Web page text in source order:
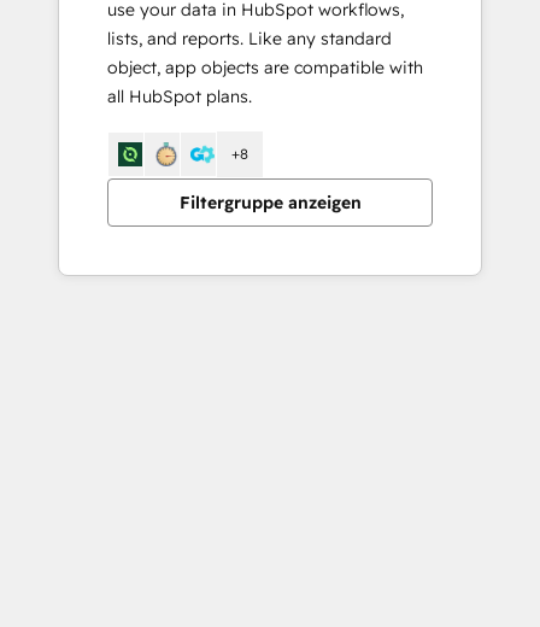
use your data in HubSpot workflows,
lists, and reports. Like any standard
object, app objects are compatible with
all HubSpot plans.
Filtergruppe anzeigen
+8